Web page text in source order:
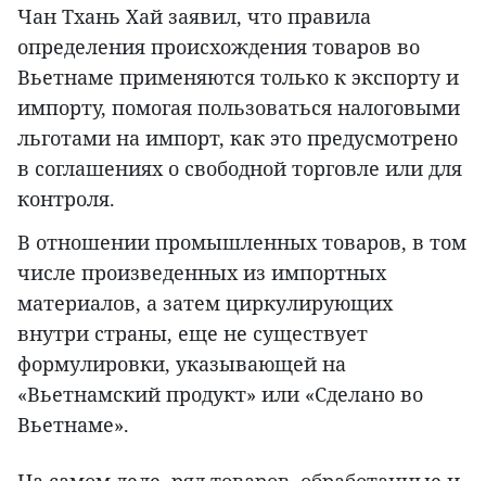
Чан Тхань Хай заявил, что правила
определения происхождения товаров во
Вьетнаме применяются только к экспорту и
импорту, помогая пользоваться налоговыми
льготами на импорт, как это предусмотрено
в соглашениях о свободной торговле или для
контроля.
В отношении промышленных товаров, в том
числе произведенных из импортных
материалов, а затем циркулирующих
внутри страны, еще не существует
формулировки, указывающей на
«Вьетнамский продукт» или «Сделано во
Вьетнаме».